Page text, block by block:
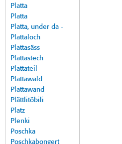
Platta
Platta
Platta, under da -
Plattaloch
Plattasäss
Plattastech
Plattateil
Plattawald
Plattawand
Plättlitöbili
Platz
Plenki
Poschka
Poschkabongert